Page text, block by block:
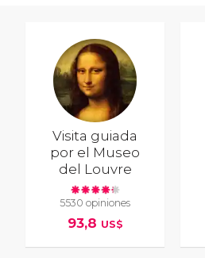
Visita guiada
por el Museo
del Louvre
5530 opiniones
93,8 US$